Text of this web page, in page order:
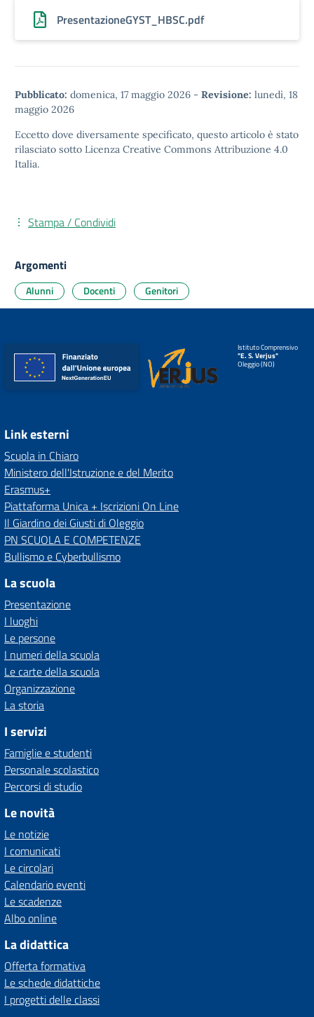
PresentazioneGYST_HBSC.pdf
Pubblicato: domenica, 17 maggio 2026 - Revisione: lunedì, 18
maggio 2026
Eccetto dove diversamente specificato, questo articolo è stato
rilasciato sotto Licenza Creative Commons Attribuzione 4.0
Italia.
Stampa / Condividi
Argomenti
Alunni Docenti Genitori
Istituto Comprensivo
"E. S. Verjus"
Oleggio (NO)
Link esterni
Scuola in Chiaro
Ministero dell'Istruzione e del Merito
Erasmus+
Piattaforma Unica + Iscrizioni On Line
Il Giardino dei Giusti di Oleggio
PN SCUOLA E COMPETENZE
Bullismo e Cyberbullismo
La scuola
Presentazione
I luoghi
Le persone
I numeri della scuola
Le carte della scuola
Organizzazione
La storia
I servizi
Famiglie e studenti
Personale scolastico
Percorsi di studio
Le novità
Le notizie
I comunicati
Le circolari
Calendario eventi
Le scadenze
Albo online
La didattica
Offerta formativa
Le schede didattiche
I progetti delle classi